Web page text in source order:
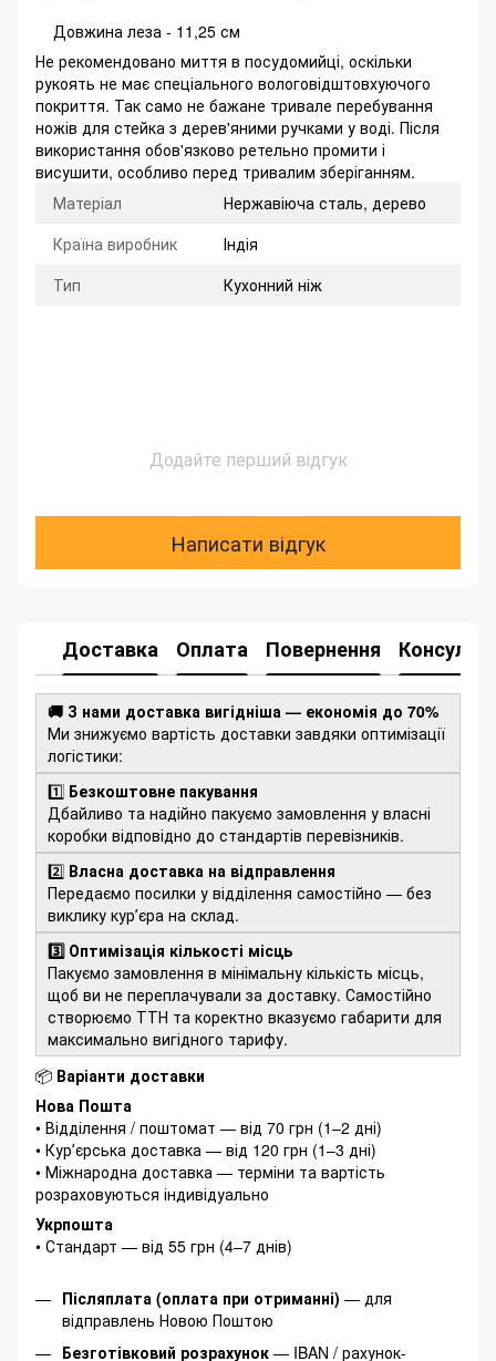
Довжина леза - 11,25 см
Не рекомендовано миття в посудомийці, оскільки
рукоять не має спеціального вологовідштовхуючого
покриття. Так само не бажане тривале перебування
ножів для стейка з дерев'яними ручками у воді. Після
використання обов'язково ретельно промити і
висушити, особливо перед тривалим зберіганням.
Матеріал
Нержавіюча сталь, дерево
Країна виробник
Індія
Тип
Кухонний ніж
Додайте перший відгук
Написати відгук
Доставка Оплата Повернення
🚚 З нами доставка вигідніша — економія до 70%
Ми знижуємо вартість доставки завдяки оптимізації
логістики:
1️⃣ Безкоштовне пакування
Дбайливо та надійно пакуємо замовлення у власні
коробки відповідно до стандартів перевізників.
2️⃣ Власна доставка на відправлення
Передаємо посилки у відділення самостійно — без
виклику курʼєра на склад.
3️⃣ Оптимізація кількості місць
Пакуємо замовлення в мінімальну кількість місць,
щоб ви не переплачували за доставку. Самостійно
створюємо ТТН та коректно вказуємо габарити для
максимально вигідного тарифу.
📦 Варіанти доставки
Нова Пошта
• Відділення / поштомат — від 70 грн (1–2 дні)
• Курʼєрська доставка — від 120 грн (1–3 дні)
• Міжнародна доставка — терміни та вартість
розраховуються індивідуально
Укрпошта
• Стандарт — від 55 грн (4–7 днів)
Післяплата (оплата при отриманні) — для
відправлень Новою Поштою
Безготівковий розрахунок — IBAN / рахунок-